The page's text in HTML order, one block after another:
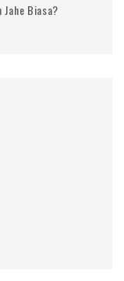
Jahe Biasa?